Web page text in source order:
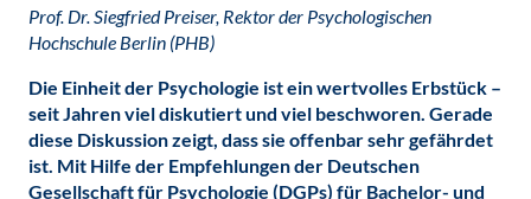
Prof. Dr. Siegfried Preiser, Rektor der Psychologischen
Hochschule Berlin (PHB)
Die Einheit der Psychologie ist ein wertvolles Erbstück –
seit Jahren viel diskutiert und viel beschworen. Gerade
diese Diskussion zeigt, dass sie offenbar sehr gefährdet
ist. Mit Hilfe der Empfehlungen der Deutschen
Gesellschaft für Psychologie (DGPs) für Bachelor- und